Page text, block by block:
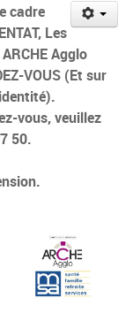
cadre
Les
Agglo
VOUS (Et sur
vous, veuillez
50.